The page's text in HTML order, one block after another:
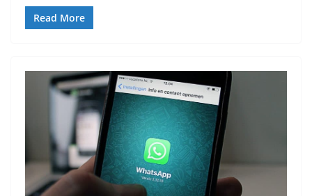
Read More